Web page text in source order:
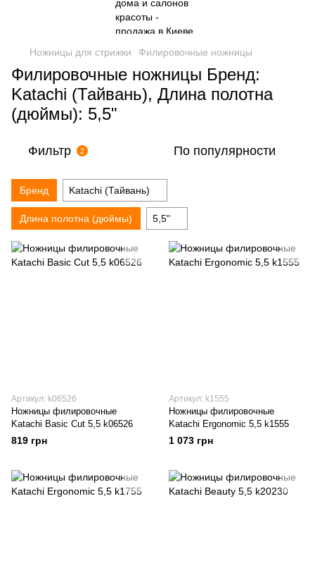
Ножницы для стрижки Филировочные ножницы
Филировочные ножницы Бренд:
Katachi (Тайвань), Длина полотна
(дюймы): 5,5"
Фильтр 2 По популярности
Бренд Katachi (Тайвань)
Длина полотна (дюймы) 5,5"
Артикул: k06526
Ножницы филировочные
Katachi Basic Cut 5,5 k06526
819 грн
Артикул: k1555
Ножницы филировочные
Katachi Ergonomic 5,5 k1555
1 073 грн